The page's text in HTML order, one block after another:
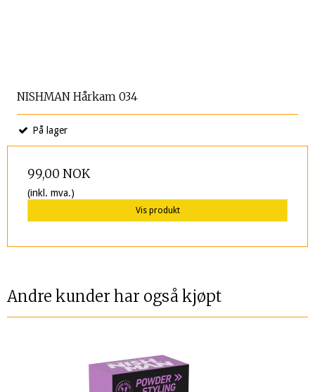
NISHMAN Hårkam 034
På lager
99,00 NOK
(inkl. mva.)
Vis produkt
Andre kunder har også kjøpt